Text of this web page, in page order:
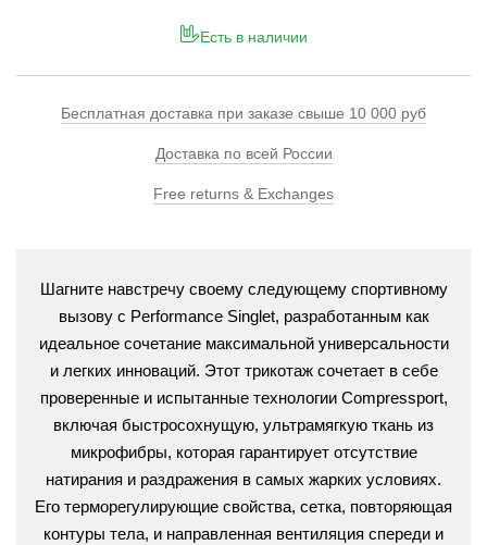
Есть в наличии
Бесплатная доставка при заказе свыше 10 000 руб
Доставка по всей России
Free returns & Exchanges
Шагните навстречу своему следующему спортивному
вызову с Performance Singlet, разработанным как
идеальное сочетание максимальной универсальности
и легких инноваций. Этот трикотаж сочетает в себе
проверенные и испытанные технологии Compressport,
включая быстросохнущую, ультрамягкую ткань из
микрофибры, которая гарантирует отсутствие
натирания и раздражения в самых жарких условиях.
Его терморегулирующие свойства, сетка, повторяющая
контуры тела, и направленная вентиляция спереди и